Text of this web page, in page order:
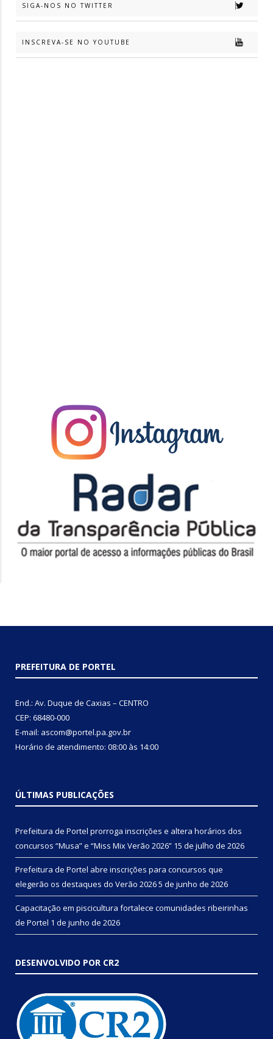
SIGA-NOS NO TWITTER
INSCREVA-SE NO YOUTUBE
PREFEITURA DE PORTEL
End.: Av. Duque de Caxias – CENTRO
CEP: 68480-000
E-mail: ascom@portel.pa.gov.br
Horário de atendimento: 08:00 às 14:00
ÚLTIMAS PUBLICAÇÕES
Prefeitura de Portel prorroga inscrições e altera horários dos
concursos “Musa” e “Miss Mix Verão 2026” 15 de julho de 2026
Prefeitura de Portel abre inscrições para concursos que
elegerão os destaques do Verão 20265 de junho de 2026
Capacitação em piscicultura fortalece comunidades ribeirinhas
de Portel 1 de junho de 2026
DESENVOLVIDO POR CR2